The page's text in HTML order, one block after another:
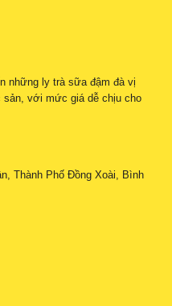
những ly trà sữa đậm đà vị
sản, với mức giá dễ chịu cho
Thành Phố Đồng Xoài, Bình